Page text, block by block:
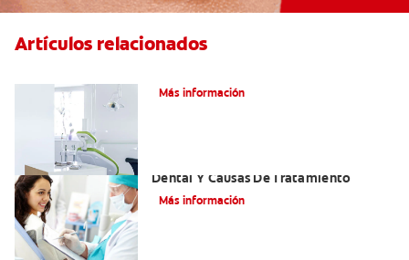
Artículos relacionados
Más información
Dental Y Causas De Tratamiento
Más información